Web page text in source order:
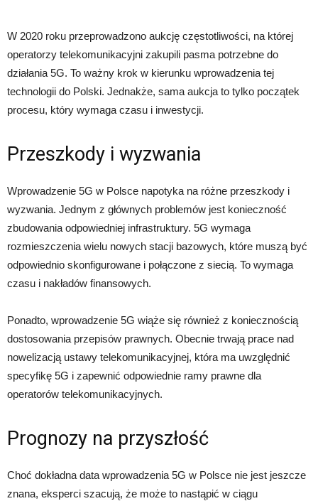
W 2020 roku przeprowadzono aukcję częstotliwości, na której
operatorzy telekomunikacyjni zakupili pasma potrzebne do
działania 5G. To ważny krok w kierunku wprowadzenia tej
technologii do Polski. Jednakże, sama aukcja to tylko początek
procesu, który wymaga czasu i inwestycji.
Przeszkody i wyzwania
Wprowadzenie 5G w Polsce napotyka na różne przeszkody i
wyzwania. Jednym z głównych problemów jest konieczność
zbudowania odpowiedniej infrastruktury. 5G wymaga
rozmieszczenia wielu nowych stacji bazowych, które muszą być
odpowiednio skonfigurowane i połączone z siecią. To wymaga
czasu i nakładów finansowych.
Ponadto, wprowadzenie 5G wiąże się również z koniecznością
dostosowania przepisów prawnych. Obecnie trwają prace nad
nowelizacją ustawy telekomunikacyjnej, która ma uwzględnić
specyfikę 5G i zapewnić odpowiednie ramy prawne dla
operatorów telekomunikacyjnych.
Prognozy na przyszłość
Choć dokładna data wprowadzenia 5G w Polsce nie jest jeszcze
znana, eksperci szacują, że może to nastąpić w ciągu